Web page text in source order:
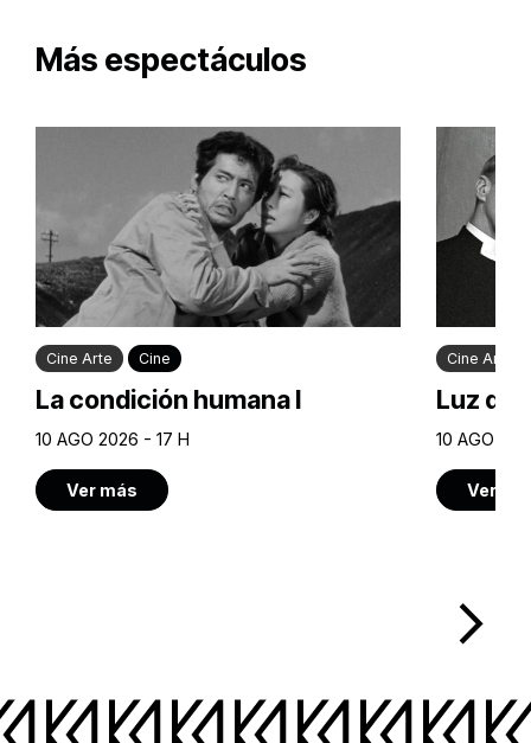
Más espectáculos
Cine Arte Cine
La condición humana I
10 AGO 2026 - 17 H
Ver más
Cine Arte
Luz de
10 AGO
Ver
arrow_forward_ios